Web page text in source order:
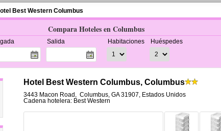
Best Western Columbus
Compara Hoteles en Columbus
Salida Habitaciones Huéspedes
Hotel Best Western Columbus, Columbus
3443 Macon Road , Columbus, GA 31907, Estados Unidos
Cadena hotelera: Best Western